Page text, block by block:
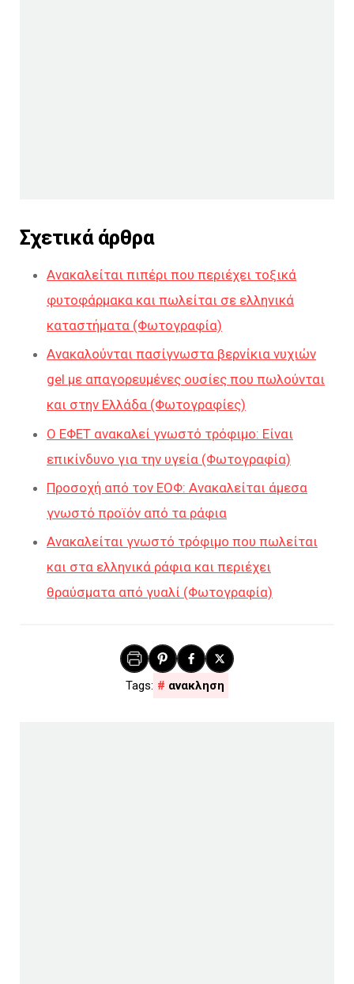
Σχετικά άρθρα
Ανακαλείται πιπέρι που περιέχει τοξικά
φυτοφάρμακα και πωλείται σε ελληνικά
καταστήματα (Φωτογραφία)
Ανακαλούνται πασίγνωστα βερνίκια νυχιών
gel με απαγορευμένες ουσίες που πωλούνται
και στην Ελλάδα (Φωτογραφίες)
Ο ΕΦΕΤ ανακαλεί γνωστό τρόφιμο: Είναι
επικίνδυνο για την υγεία (Φωτογραφία)
Προσοχή από τον ΕΟΦ: Ανακαλείται άμεσα
γνωστό προϊόν από τα ράφια
Ανακαλείται γνωστό τρόφιμο που πωλείται
και στα ελληνικά ράφια και περιέχει
θραύσματα από γυαλί (Φωτογραφία)
ανακληση